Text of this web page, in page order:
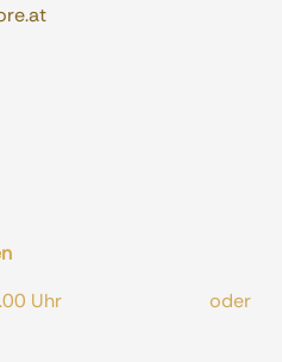
- 13.00 Uhr oder